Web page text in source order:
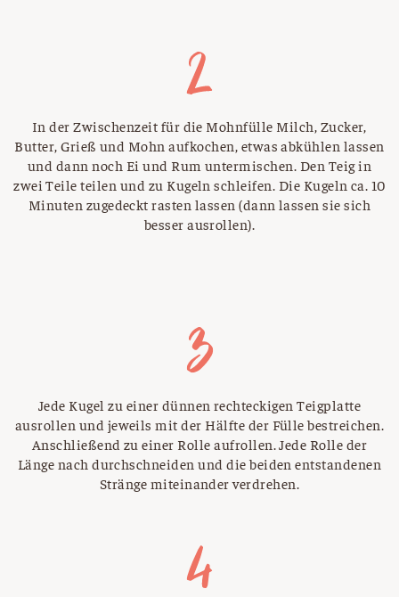
In der Zwischenzeit für die Mohnfülle Milch, Zucker,
Butter, Grieß und Mohn aufkochen, etwas abkühlen lassen
und dann noch Ei und Rum untermischen. Den Teig in
zwei Teile teilen und zu Kugeln schleifen. Die Kugeln ca. 10
Minuten zugedeckt rasten lassen (dann lassen sie sich
besser ausrollen).
Jede Kugel zu einer dünnen rechteckigen Teigplatte
ausrollen und jeweils mit der Hälfte der Fülle bestreichen.
Anschließend zu einer Rolle aufrollen. Jede Rolle der
Länge nach durchschneiden und die beiden entstandenen
Stränge miteinander verdrehen.